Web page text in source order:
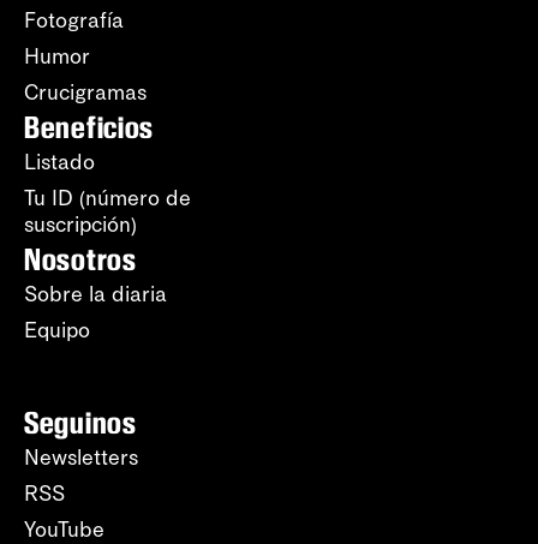
Fotografía
Humor
Crucigramas
Beneficios
Listado
Tu ID (número de
suscripción)
Nosotros
Sobre la diaria
Equipo
Seguinos
Newsletters
RSS
YouTube